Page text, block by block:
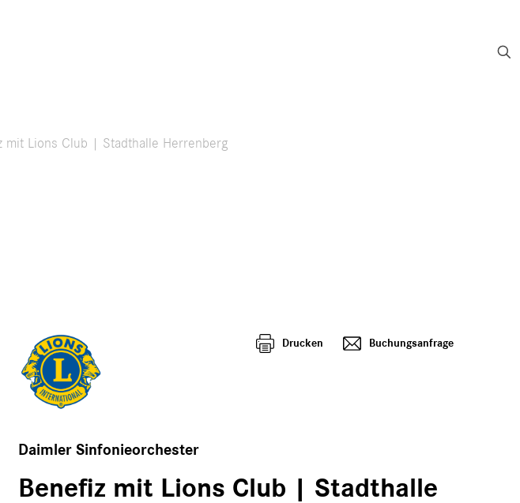
mit Lions Club | Stadthalle Herrenberg
Buchungsanfrage
Drucken
Daimler Sinfonieorchester
Benefiz mit Lions Club | Stadthalle